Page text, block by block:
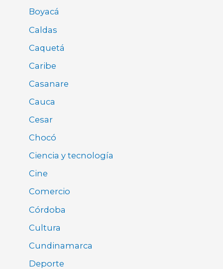
Boyacá
Caldas
Caquetá
Caribe
Casanare
Cauca
Cesar
Chocó
Ciencia y tecnología
Cine
Comercio
Córdoba
Cultura
Cundinamarca
Deporte